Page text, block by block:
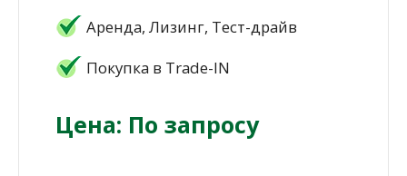
Аренда, Лизинг, Тест-драйв
Покупка в Trade-IN
Цена: По запросу